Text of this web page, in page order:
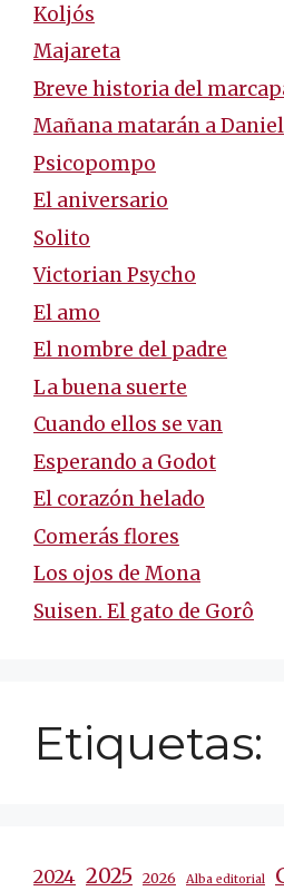
Koljós
Majareta
Breve historia del
Mañana matarán a Daniel
Psicopompo
El aniversario
Solito
Victorian Psycho
El amo
El nombre del padre
La buena suerte
Cuando ellos se van
Esperando a Godot
El corazón helado
Comerás flores
Los ojos de Mona
Suisen. El gato de Gorô
Etiquetas:
2024 2025 2026 Alba editorial